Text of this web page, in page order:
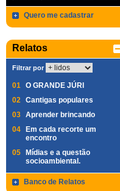
Quero me cadastrar
Relatos
Filtrar por
01 O GRANDE JÚRI
02 Cantigas populares
03 Aprender brincando
04
Em cada recorte um
encontro
05
Mídias e a questão
socioambiental.
Banco de Relatos